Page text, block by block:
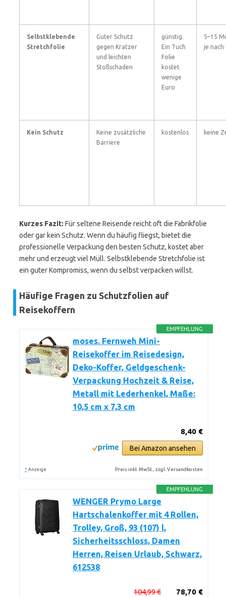
Selbstklebende
Stretchfolie
Guter Schutz
gegen Kratzer
und leichten
Stoßschaden
günstig.
Ein Tuch
Folie
kostet
wenige
Euro
5–15
je nach
Kein Schutz
Keine zusätzliche
Barriere
kostenlos keine
Kurzes Fazit: Für seltene Reisende reicht oft die Fabrikfolie
oder gar kein Schutz. Wenn du häufig fliegst, bietet die
professionelle Verpackung den besten Schutz, kostet aber
mehr und erzeugt viel Müll. Selbstklebende Stretchfolie ist
ein guter Kompromiss, wenn du selbst verpacken willst.
Häufige Fragen zu Schutzfolien auf
Reisekoffern
EMPFEHLUNG
moses. Fernweh Mini-
Reisekoffer im Reisedesign,
Deko-Koffer, Geldgeschenk-
Verpackung Hochzeit & Reise,
Metall mit Lederhenkel, Maße:
10,5 cm x 7,3 cm
8,40 €
Bei Amazon ansehen
* Anzeige Preis inkl. MwSt., zzgl. Versandkosten
EMPFEHLUNG
WENGER Prymo Large
Hartschalenkoffer mit 4 Rollen,
Trolley, Groß, 93 (107) l,
Sicherheitsschloss, Damen
Herren, Reisen Urlaub, Schwarz,
612538
78,70 €
104,99 €